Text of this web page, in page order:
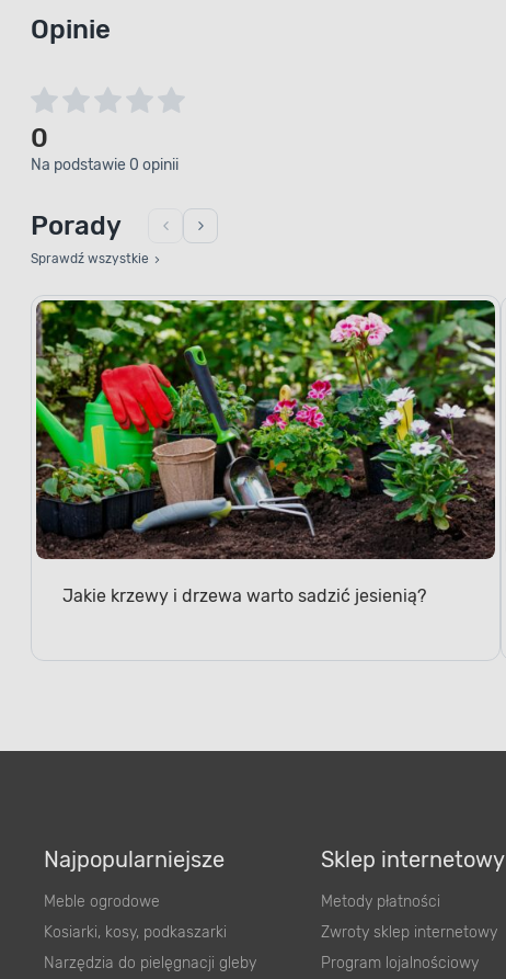
Opinie
0
Na podstawie 0 opinii
Porady
Sprawdź wszystkie
Jakie krzewy i drzewa warto sadzić jesienią?
Najpopularniejsze
Meble ogrodowe
Kosiarki, kosy, podkaszarki
Narzędzia do pielęgnacji gleby
Sklep internetowy
Metody płatności
Zwroty sklep internetowy
Program lojalnościowy